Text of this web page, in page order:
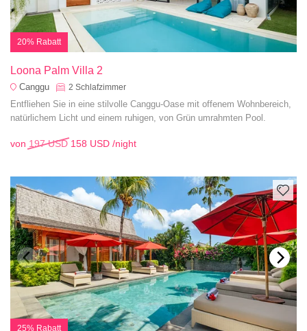
20% Rabatt
Loona Palm Villa 2
Canggu 2 Schlafzimmer
Entfliehen Sie in eine stilvolle Canggu-Oase mit offenem Wohnbereich,
natürlichem Licht und einem ruhigen, von Grün umrahmten Pool.
von 197 USD 158 USD /night
25% Rabatt